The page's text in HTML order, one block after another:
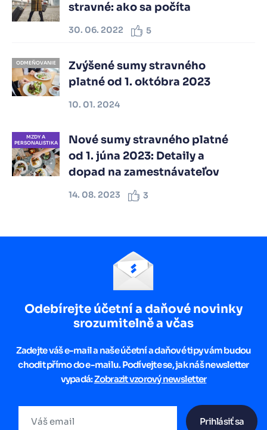
stravné: ako sa počíta
30. 06. 2022 5
ODMEŇOVANIE
Zvýšené sumy stravného
platné od 1. októbra 2023
10. 01. 2024
MZDY A
PERSONALISTIKA
Nové sumy stravného platné
od 1. júna 2023: Detaily a
dopad na zamestnávateľov
14. 08. 2023 3
Odebírejte účetní a daňové novinky
srozumitelně a včas
Zadejte váš e-mail a naše účetní a daňové tipy vám budou
chodit přímo do e-mailu. Podívejte se, jak náš newsletter
vypadá:Zobrazit vzorový newsletter
Prihlásiť sa